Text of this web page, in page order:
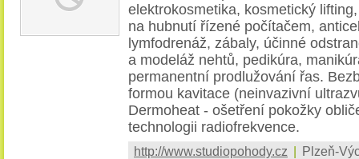
elektrokosmetika, kosmetický
na hubnutí řízené počítačem,
lymfodrenáž, zábaly, účinné
a modeláž nehtů, pedikúra,
permanentní prodlužování řas.
formou kavitace (neinvazivní
Dermoheat - ošetření pokožky
technologii radiofrekvence.
http://www.studiopohody.cz | Plzeň-